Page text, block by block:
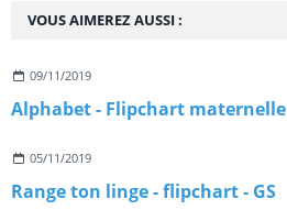
VOUS AIMEREZ AUSSI :
09/11/2019
Alphabet - Flipchart maternelle
05/11/2019
Range ton linge - flipchart - GS